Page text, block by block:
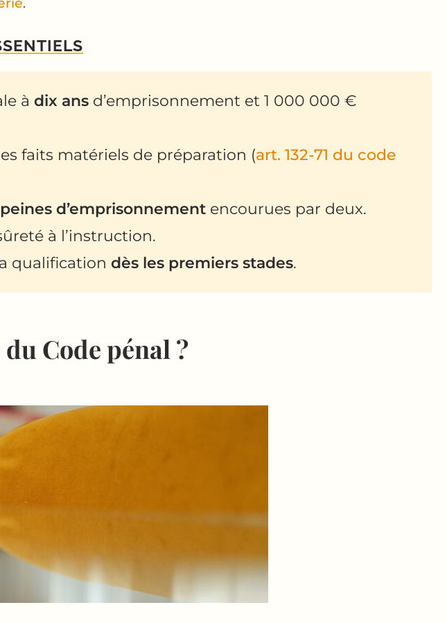
à dix ans d’emprisonnement et 1 000 000 €
faits matériels de préparation (art. 132-71 du code
d’emprisonnement encourues par deux.
à l’instruction.
qualification dès les premiers stades.
Code pénal ?